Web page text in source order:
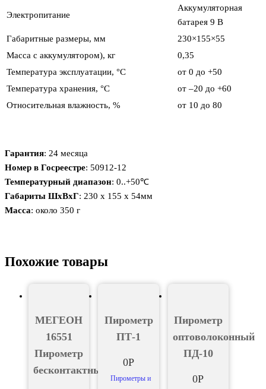
Электропитание
Аккумуляторная
батарея 9 В
Габаритные размеры, мм
230×155×55
Масса с аккумулятором), кг
0,35
Температура эксплуатации, °С
от 0 до +50
Температура хранения, °С
от –20 до +60
Относительная влажность, %
от 10 до 80
Гарантия: 24 месяца
Номер в Госреестре: 50912-12
Температурный диапазон: 0..+50℃
Габариты ШxВxГ: 230 x 155 x 54мм
Масса: около 350 г
Похожие товары
МЕГЕОН
16551
Пирометр
бесконтактный
Пирометр
ПТ-1
0Р
Пирометры и
Пирометр
оптоволоконный
ПД-10
0Р